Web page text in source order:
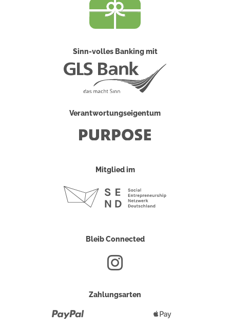
Sinn-volles Banking mit
Verantwortungseigentum
Mitglied im
Bleib Connected
Zahlungsarten